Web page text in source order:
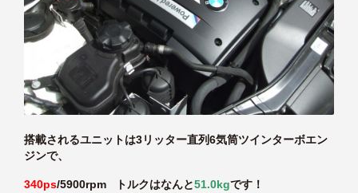
搭載されるユニットは3リッター直列6気筒ツインターボエン
ジンで、
340ps/5900rpm トルクはなんと51.0kgです！